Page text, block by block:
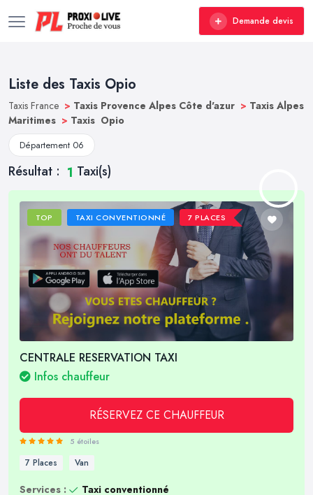
Demande devis
Liste des Taxis Opio
Taxis France > Taxis Provence Alpes Côte d'azur > Taxis Alpes
Maritimes > Taxis Opio
Département 06
Résultat : 1 Taxi(s)
TOP TAXI CONVENTIONNÉ 7 PLACES
CENTRALE RESERVATION TAXI
Infos chauffeur
RÉSERVEZ CE CHAUFFEUR
5 étoiles
7 Places Van
Services :
Taxi conventionné